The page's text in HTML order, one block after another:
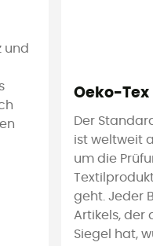
und
Oeko-Tex
Der
ist weltweit
um die
geht. Jeder
Artikels, der
Siegel hat,